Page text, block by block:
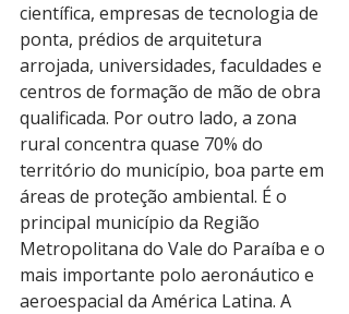
científica, empresas de tecnologia de
ponta, prédios de arquitetura
arrojada, universidades, faculdades e
centros de formação de mão de obra
qualificada. Por outro lado, a zona
rural concentra quase 70% do
território do município, boa parte em
áreas de proteção ambiental. É o
principal município da Região
Metropolitana do Vale do Paraíba e o
mais importante polo aeronáutico e
aeroespacial da América Latina. A